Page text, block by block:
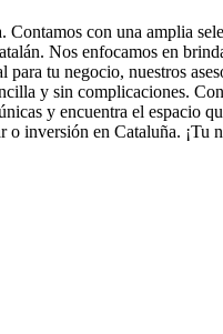
con una amplia
Nos enfocamos en
tu negocio, nuestros
y sin complicaciones.
y encuentra el espacio
inversión en Cataluña. ¡Tu